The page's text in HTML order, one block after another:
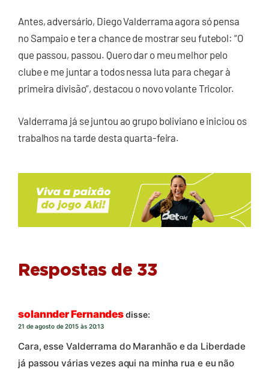
Antes, adversário, Diego Valderrama agora só pensa
no Sampaio e ter a chance de mostrar seu futebol: “O
que passou, passou. Quero dar o meu melhor pelo
clube e me juntar a todos nessa luta para chegar à
primeira divisão”, destacou o novo volante Tricolor.
Valderrama já se juntou ao grupo boliviano e iniciou os
trabalhos na tarde desta quarta-feira.
Respostas de 33
solannder Fernandesdisse:
21 de agosto de 2015 às 20:13
Cara, esse Valderrama do Maranhão e da Liberdade
já passou várias vezes aqui na minha rua e eu não